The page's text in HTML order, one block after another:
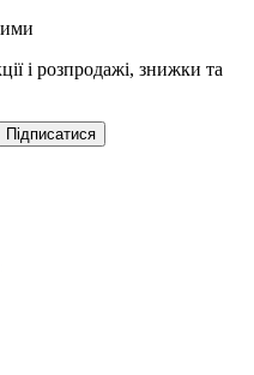
і розпродажі, знижки та
Підписатися